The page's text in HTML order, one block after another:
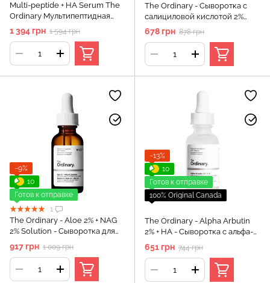
Multi-peptide + HA Serum The
Ordinary Мультипептидная
укрепляющая сыворотка для
кожи лица, 30 мл
1 394 грн 1 594 грн
The Ordinary - Сыворотка с
салициловой кислотой 2%
(Канада) - Salicylic Acid 2%
Anhydrous Solution - 30 ml
678 грн 878 грн
−9%
10
Готов к отправке
1
The Ordinary - Aloe 2% + NAG
2% Solution - Сыворотка для
917 грн 1 009 грн
−13%
10
Готов к отправке
100% Original Canada
The Ordinary - Alpha Arbutin
2% + HA - Сыворотка с альфа-
арбутином 2% и гиалуроновой
кислотой - 30ml
651 грн 744 грн